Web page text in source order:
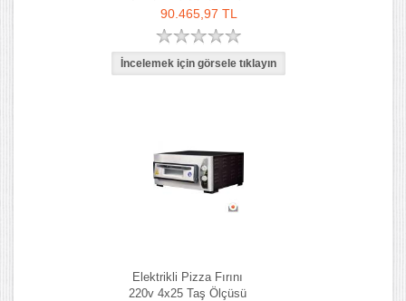
90.465,97 TL
Elektrikli Pizza Fırını
220v 4x25 Taş Ölçüsü